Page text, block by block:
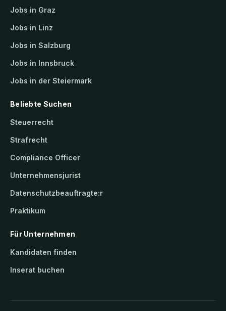
Jobs in Graz
Jobs in Linz
Jobs in Salzburg
Jobs in Innsbruck
Jobs in der Steiermark
Beliebte Suchen
Steuerrecht
Strafrecht
Compliance Officer
Unternehmensjurist
Datenschutzbeauftragte:r
Praktikum
Für Unternehmen
Kandidaten finden
Inserat buchen